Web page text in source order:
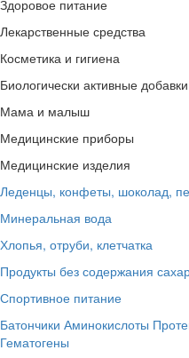
Здоровое питание
Лекарственные средства
Косметика и гигиена
Биологически активные добавки
Мама и малыш
Медицинские приборы
Медицинские изделия
Леденцы, конфеты, шоколад,
Минеральная вода
Хлопья, отруби, клетчатка
Продукты без содержания
Спортивное питание
Батончики Аминокислоты
Гематогены